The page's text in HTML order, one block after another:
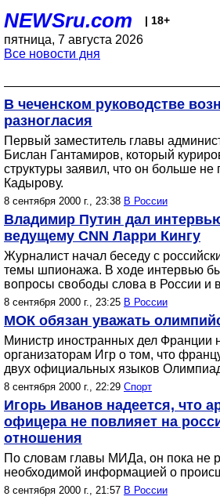
NEWSru.com | 18+
пятница, 7 августа 2026
Все новости дня
В чеченском руководстве
разногласия
Первый заместитель главы
Бислан Гантамиров, который
структуры заявил, что он больше не
Кадырову.
8 сентября 2000 г., 23:38 В России
Владимир Путин дал
ведущему CNN Ларри Кингу
Журналист начал беседу с
темы шпионажа. В ходе интервью
вопросы свободы слова в России и
8 сентября 2000 г., 23:25 В России
МОК обязан уважать
Министр иностранных дел Франции
организаторам Игр о том, что
двух официальных языков
8 сентября 2000 г., 22:29 Спорт
Игорь Иванов надеется, что
офицера не повлияет на
отношения
По словам главы МИДа, он пока не
необходимой информацией о
8 сентября 2000 г., 21:57 В России